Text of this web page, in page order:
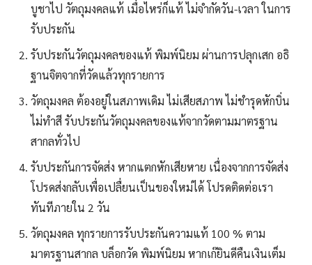
บูชาไป วัตถุมงคลแท้ เมื่อไหร่ก็แท้ ไม่จำกัดวัน-เวลา ในการ
รับประกัน
รับประกันวัตถุมงคลของแท้ พิมพ์นิยม ผ่านการปลุกเสก อธิ
ฐานจิตจากที่วัดแล้วทุกรายการ
วัตถุมงคล ต้องอยู่ในสภาพเดิม ไม่เสียสภาพ ไม่ชำรุดหักบิ่น
ไม่ทำสี รับประกันวัตถุมงคลของแท้จากวัดตามมาตรฐาน
สากลทั่วไป
รับประกันการจัดส่ง หากแตกหักเสียหาย เนื่องจากการจัดส่ง
โปรดส่งกลับเพื่อเปลื่ยนเป็นของใหม่ได้ โปรดติดต่อเรา
ทันทีภายใน 2 วัน
วัตถุมงคล ทุกรายการรับประกันความแท้ 100 % ตาม
มาตรฐานสากล บล็อกวัด พิมพ์นิยม หากเก๊ยินดีคืนเงินเต็ม